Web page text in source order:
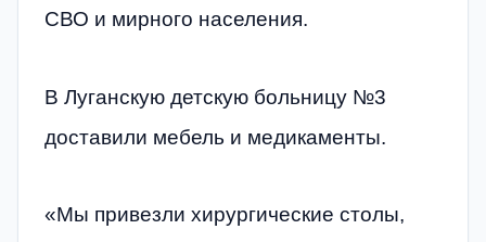
СВО и мирного населения.
В Луганскую детскую больницу №3
доставили мебель и медикаменты.
«Мы привезли хирургические столы,